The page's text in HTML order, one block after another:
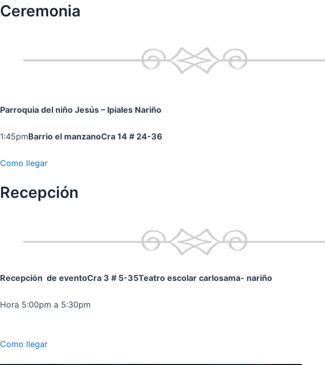
Ceremonia
Parroquia del niño Jesús – Ipiales Nariño
1:45pmBarrio el manzanoCra 14 # 24-36
Como llegar
Recepción
Recepción de eventoCra 3 # 5-35Teatro escolar carlosama- nariño
Hora 5:00pm a 5:30pm
Como llegar